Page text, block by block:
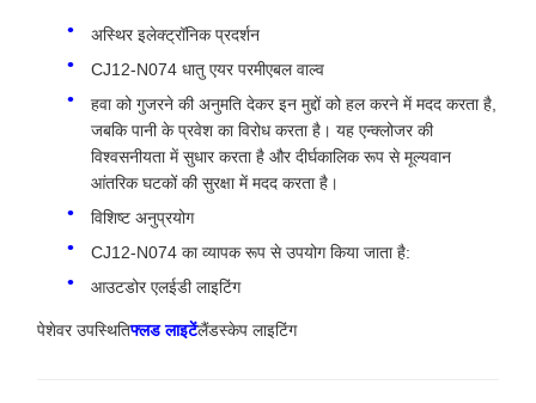
अस्थिर इलेक्ट्रॉनिक प्रदर्शन
CJ12-N074 धातु एयर परमीएबल वाल्व
हवा को गुजरने की अनुमति देकर इन मुद्दों को हल करने में मदद करता है,
जबकि पानी के प्रवेश का विरोध करता है। यह एन्क्लोजर की
विश्वसनीयता में सुधार करता है और दीर्घकालिक रूप से मूल्यवान
आंतरिक घटकों की सुरक्षा में मदद करता है।
विशिष्ट अनुप्रयोग
CJ12-N074 का व्यापक रूप से उपयोग किया जाता है:
आउटडोर एलईडी लाइटिंग
पेशेवर उपस्थितिफ्लड लाइटेंलैंडस्केप लाइटिंग